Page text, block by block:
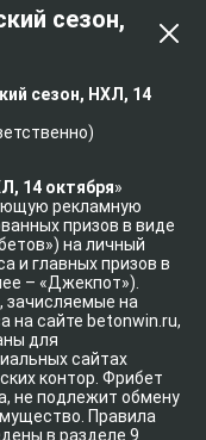
сезон,
сезон, НХЛ, 14
14 октября»
рекламную
призов в виде
на личный
и главных призов в
– «Джекпот»).
на
на сайте betonwin.ru,
для
сайтах
контор. Фрибет
не подлежит обмену
Правила
в разделе 9